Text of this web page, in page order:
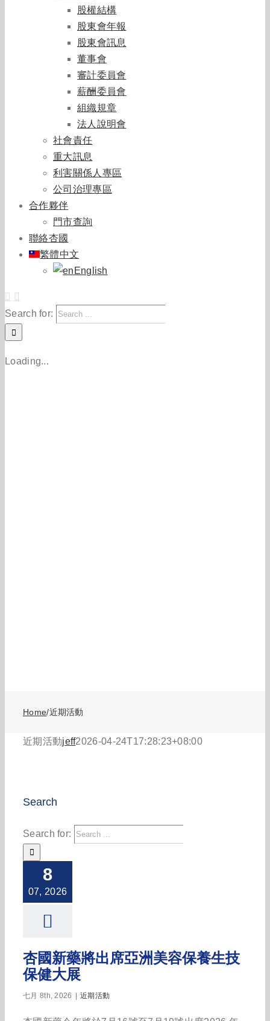
股權結構
股東會年報
股東會訊息
董事會
審計委員會
薪酬委員會
組織規章
法人說明會
社會責任
重大訊息
利害關係人專區
公司治理專區
合作夥伴
門市查詢
聯絡杏國
繁體中文
English
Search for:
Loading...
Home/近期活動
近期活動jeff2026-04-24T17:28:23+08:00
Search
Search for:
8
07, 2026
杏國新藥將出席亞洲美容保養生技
保健大展
七月 8th, 2026 | 近期活動